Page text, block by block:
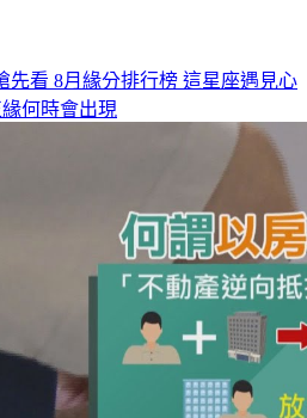
先看 8月緣分排行榜 這星座遇見心
何時會出現